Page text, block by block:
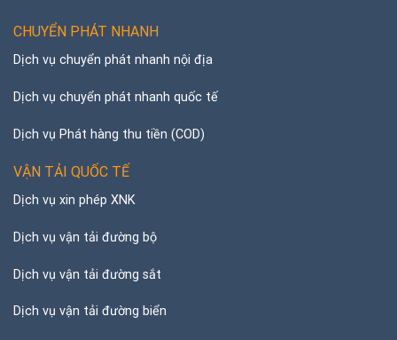
CHUYỂN PHÁT NHANH
Dịch vụ chuyển phát nhanh nội địa
Dịch vụ chuyển phát nhanh quốc tế
Dịch vụ Phát hàng thu tiền (COD)
VẬN TẢI QUỐC TẾ
Dịch vụ xin phép XNK
Dịch vụ vận tải đường bộ
Dịch vụ vận tải đường sắt
Dịch vụ vận tải đường biển